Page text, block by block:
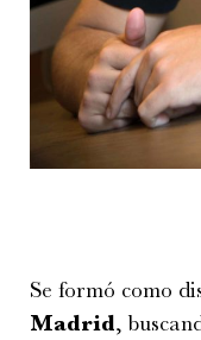
Se formó como
Madrid,